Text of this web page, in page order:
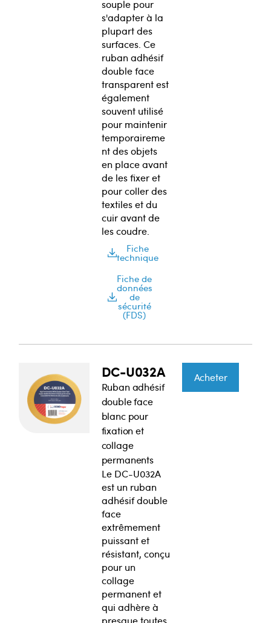
souple pour
s'adapter à la
plupart des
surfaces. Ce
ruban adhésif
double face
transparent est
également
souvent utilisé
pour maintenir
temporaireme
nt des objets
en place avant
de les fixer et
pour coller des
textiles et du
cuir avant de
les coudre.
Fiche
technique
Fiche de
données
de
sécurité
(FDS)
DC-U032A
Ruban adhésif
double face
blanc pour
fixation et
collage
permanents
Le DC-U032A
est un ruban
adhésif double
face
extrêmement
puissant et
résistant, conçu
pour un
collage
permanent et
qui adhère à
Acheter